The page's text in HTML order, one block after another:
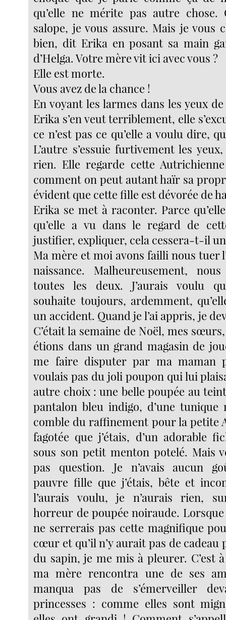
qu’elle ne mérite pas autre chose.
salope, je vous assure. Mais je vous
bien, dit Erika en posant sa main
d’Helga. Votre mère vit ici avec vous ?
Elle est morte.
Vous avez de la chance !
En voyant les larmes dans les yeux
Erika s’en veut terriblement, elle
ce n’est pas ce qu’elle a voulu dire,
L’autre s’essuie furtivement les
rien. Elle regarde cette
comment on peut autant haïr sa
évident que cette fille est dévorée de
Erika se met à raconter. Parce
qu’elle a vu dans le regard de
justifier, expliquer, cela cessera-t-il
Ma mère et moi avons failli nous tuer
naissance. Malheureusement,
toutes les deux. J’aurais voulu
souhaite toujours, ardemment,
un accident. Quand je l’ai appris, je
C’était la semaine de Noël, mes
étions dans un grand magasin de
me faire disputer par ma maman
voulais pas du joli poupon qui lui
autre choix : une belle poupée au
pantalon bleu indigo, d’une
comble du raffinement pour la petite
fagotée que j’étais, d’un adorable
sous son petit menton potelé. Mais
pas question. Je n’avais aucun
pauvre fille que j’étais, bête et
l’aurais voulu, je n’aurais rien,
horreur de poupée noiraude.
ne serrerais pas cette magnifique
cœur et qu’il n’y aurait pas de
du sapin, je me mis à pleurer. C’est
ma mère rencontra une de ses
manqua pas de s’émerveiller
princesses : comme elles sont